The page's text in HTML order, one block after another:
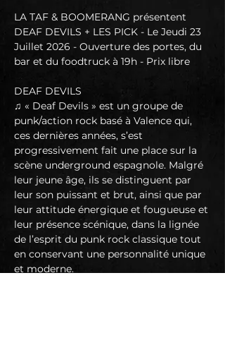
LA TAF & BOOMERANG présentent
DEAF DEVILS + LES PICK - Le Jeudi 23
Juillet 2026 - Ouverture des portes, du
bar et du foodtruck à 19h - Prix libre
DEAF DEVILS
♫ « Deaf Devils » est un groupe de
punk/action rock basé à Valence qui,
ces dernières années, s’est
progressivement fait une place sur la
scène underground espagnole. Malgré
leur jeune âge, ils se distinguent par
leur son puissant et brut, ainsi que par
leur attitude énergique et fougueuse et
leur présence scénique, dans la lignée
de l’esprit du punk rock classique tout
en conservant une personnalité unique
et moderne.